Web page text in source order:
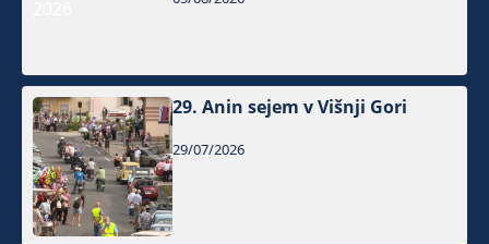
29. Anin sejem v Višnji Gori
29/07/2026